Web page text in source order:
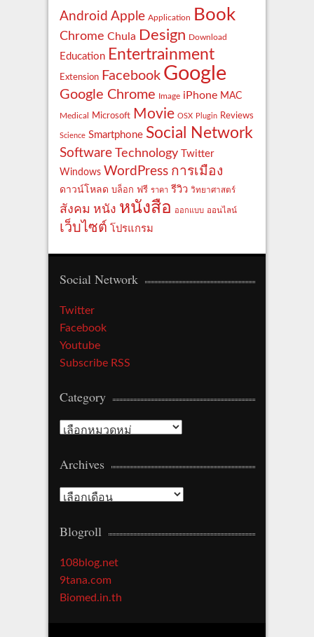
Android Apple Application Book
Chrome Chula Design Download
Education Entertrainment
Extension Facebook Google
Google Chrome Image iPhone MAC
Medical Microsoft Movie OSX Plugin Reviews
Science Smartphone Social Network
Software Technology
Twitter
Windows WordPress การเมือง
ดาวน์โหลด บล็อก ฟรี ราคา รีวิว วิทยาศาสตร์
สังคม หนัง หนังสือ ออกแบบ ออนไลน์
เว็บไซต์ โปรแกรม
Social Network
Twitter
Facebook
Youtube
Subscribe RSS
Category
Category
Archives
Archives
Blogroll
108blog.net
9tana.com
Biomed.in.th